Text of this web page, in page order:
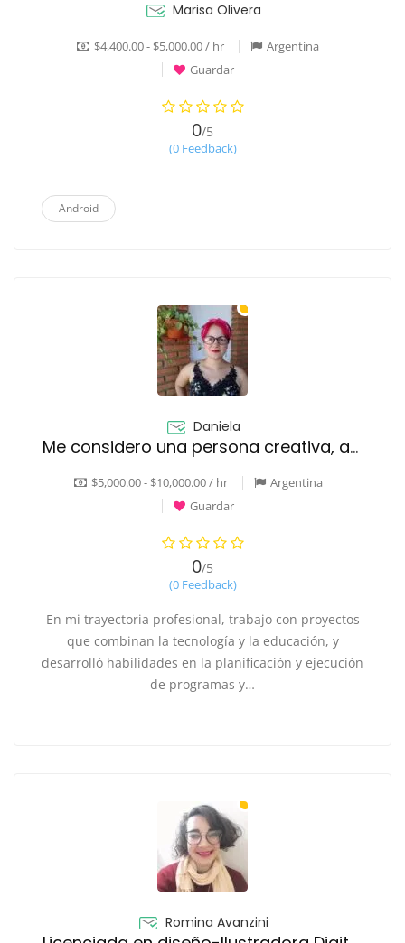
Marisa Olivera
$4,400.00 - $5,000.00 / hr
Argentina
Guardar
0/5
(0 Feedback)
Android
Daniela
Me considero una persona creativa, apasionada por la educación y comprometida con la excelencia en mi trabajo. Tengo una mente curiosa y estoy siempre en busca de nuevas oportunidades para aprender y crecer en mi carrera
$5,000.00 - $10,000.00 / hr
Argentina
Guardar
0/5
(0 Feedback)
En mi trayectoria profesional, trabajo con proyectos
que combinan la tecnología y la educación, y
desarrolló habilidades en la planificación y ejecución
de programas y…
Romina Avanzini